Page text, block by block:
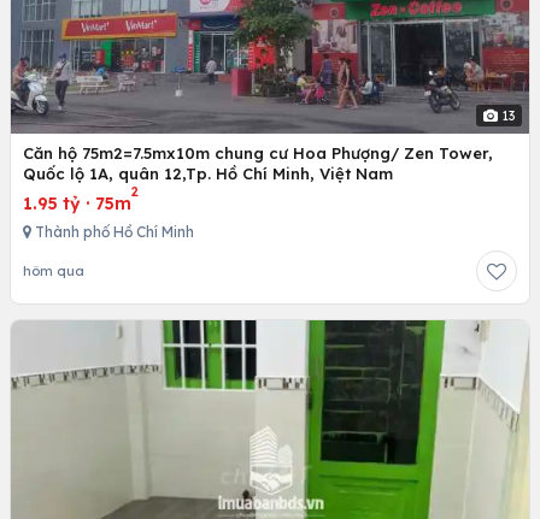
13
Căn hộ 75m2=7.5mx10m chung cư Hoa Phượng/ Zen Tower,
Quốc lộ 1A, quân 12,Tp. Hồ Chí Minh, Việt Nam
1.95 tỷ · 75m
2
Thành phố Hồ Chí Minh
hôm qua